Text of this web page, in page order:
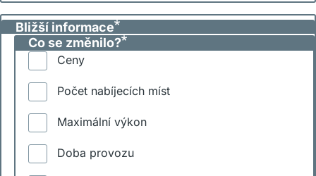
Bližší informace
Co se změnilo?
Ceny
Počet nabíjecích míst
Maximální výkon
Doba provozu